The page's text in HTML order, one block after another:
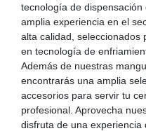
tecnología de
amplia experiencia en el
alta calidad, seleccionados
en tecnología de
Además de nuestras
encontrarás una amplia
accesorios para servir tu
profesional. Aprovecha
disfruta de una experiencia